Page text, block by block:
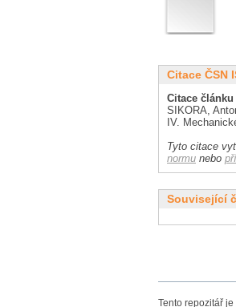
Citace ČSN
Citace
SIKORA,
IV.
Tyto citace
normu nebo
Související
Tento repozitář